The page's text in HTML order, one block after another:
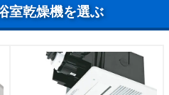
室乾燥機を選ぶ